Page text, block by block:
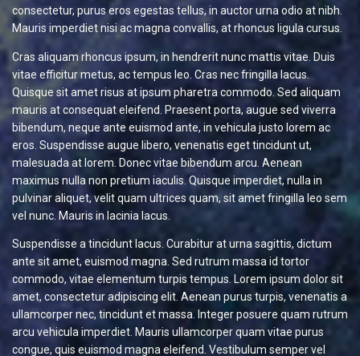
consectetur, purus eros egestas tellus, in auctor urna odio at nibh.
Mauris imperdiet nisi ac magna convallis, at rhoncus ligula cursus.
Cras aliquam rhoncus ipsum, in hendrerit nunc mattis vitae. Duis
vitae efficitur metus, ac tempus leo. Cras nec fringilla lacus.
Quisque sit amet risus at ipsum pharetra commodo. Sed aliquam
mauris at consequat eleifend. Praesent porta, augue sed viverra
bibendum, neque ante euismod ante, in vehicula justo lorem ac
eros. Suspendisse augue libero, venenatis eget tincidunt ut,
malesuada at lorem. Donec vitae bibendum arcu. Aenean
maximus nulla non pretium iaculis. Quisque imperdiet, nulla in
pulvinar aliquet, velit quam ultrices quam, sit amet fringilla leo sem
vel nunc. Mauris in lacinia lacus.
Suspendisse a tincidunt lacus. Curabitur at urna sagittis, dictum
ante sit amet, euismod magna. Sed rutrum massa id tortor
commodo, vitae elementum turpis tempus. Lorem ipsum dolor sit
amet, consectetur adipiscing elit. Aenean purus turpis, venenatis a
ullamcorper nec, tincidunt et massa. Integer posuere quam rutrum
arcu vehicula imperdiet. Mauris ullamcorper quam vitae purus
congue, quis euismod magna eleifend. Vestibulum semper vel